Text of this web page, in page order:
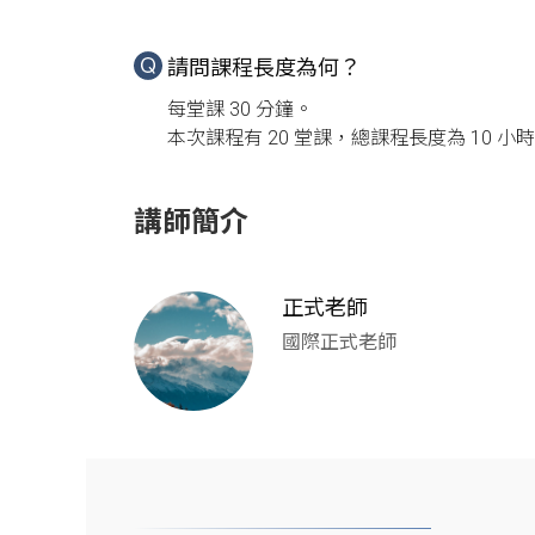
請問課程長度為何？
每堂課 30 分鐘。
本次課程有 20 堂課，總課程長度為 10 小時
講師簡介
正式老師
國際正式老師